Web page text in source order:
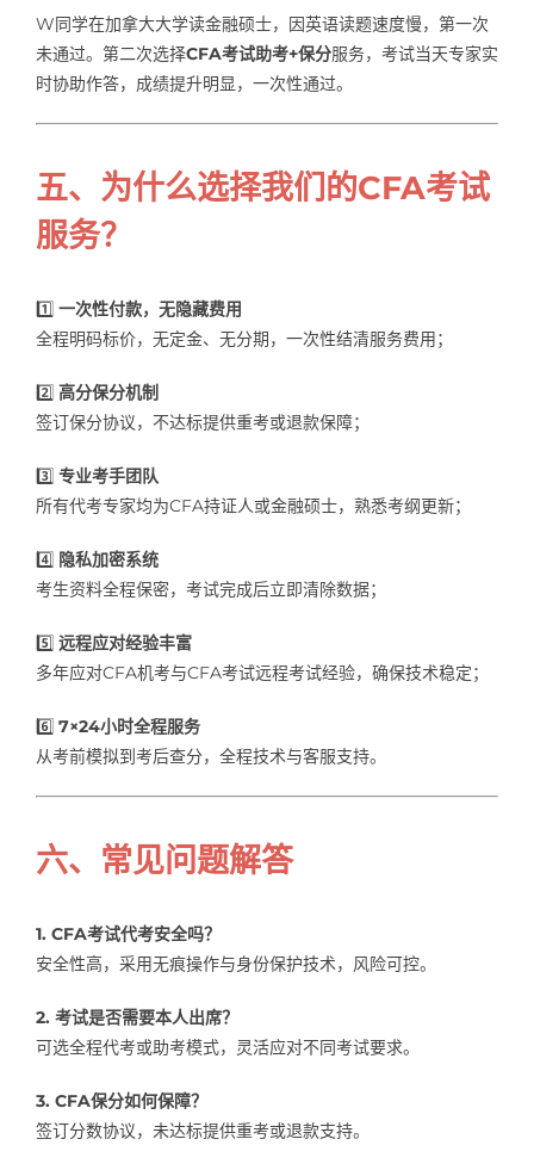
W同学在加拿大大学读金融硕士，因英语读题速度慢，第一次
未通过。第二次选择CFA考试助考+保分服务，考试当天专家实
时协助作答，成绩提升明显，一次性通过。
五、为什么选择我们的CFA考试
服务？
1️⃣ 一次性付款，无隐藏费用
全程明码标价，无定金、无分期，一次性结清服务费用；
2️⃣ 高分保分机制
签订保分协议，不达标提供重考或退款保障；
3️⃣ 专业考手团队
所有代考专家均为CFA持证人或金融硕士，熟悉考纲更新；
4️⃣ 隐私加密系统
考生资料全程保密，考试完成后立即清除数据；
5️⃣ 远程应对经验丰富
多年应对CFA机考与CFA考试远程考试经验，确保技术稳定；
6️⃣ 7×24小时全程服务
从考前模拟到考后查分，全程技术与客服支持。
六、常见问题解答
1. CFA考试代考安全吗？
安全性高，采用无痕操作与身份保护技术，风险可控。
2. 考试是否需要本人出席？
可选全程代考或助考模式，灵活应对不同考试要求。
3. CFA保分如何保障？
签订分数协议，未达标提供重考或退款支持。